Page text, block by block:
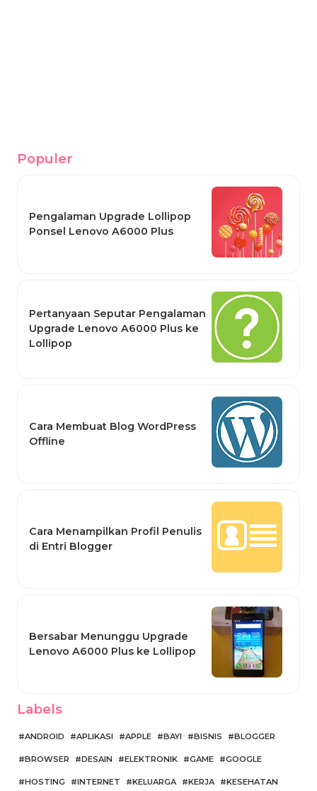
Populer
Pengalaman Upgrade Lollipop
Ponsel Lenovo A6000 Plus
Pertanyaan Seputar Pengalaman
Upgrade Lenovo A6000 Plus ke
Lollipop
Cara Membuat Blog WordPress
Offline
Cara Menampilkan Profil Penulis
di Entri Blogger
Bersabar Menunggu Upgrade
Lenovo A6000 Plus ke Lollipop
Labels
ANDROID APLIKASI APPLE BAYI BISNIS BLOGGER
BROWSER DESAIN ELEKTRONIK GAME GOOGLE
HOSTING INTERNET KELUARGA KERJA KESEHATAN